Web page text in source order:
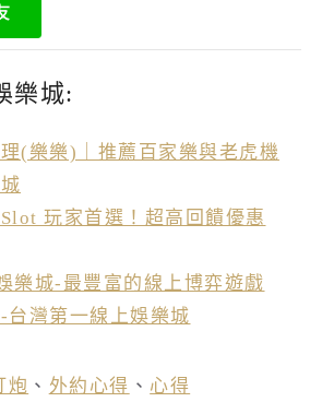
樂城:
(樂樂)｜推薦百家樂與老虎機
玩家首選！超高回饋優惠
樂城-最豐富的線上博弈遊戲
台灣第一線上娛樂城
炮 、 外約心得 、 心得